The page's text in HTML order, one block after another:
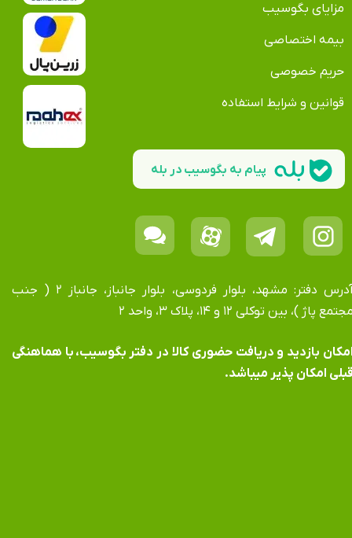
مزایای بگوسیب
بیمه اختصاصی
حریم خصوصی
قوانین و شرایط استفاده
آدرس دفتر: مشهد، بلوار فردوسی، بلوار جانباز، جانباز ۲ ( جنب
پاژ )، بین توکلی ۱۲ و ۱۴، پلاک ۳، واحد ۲
بازدید و دریافت حضوری کالا در دفتر بگوسیب، با هماهنگی
امکان پذیر میباشد.
پیام به بگوسیب در بله